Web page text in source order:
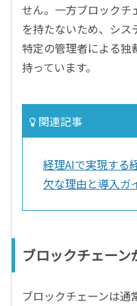
せん。一方ブロックチ
を持たないため、シス
特定の管理者による独
持っています。
関連記事
経理AIで実現する
欠な理由と導入ガ
ブロックチェー
ブロックチェーンは通